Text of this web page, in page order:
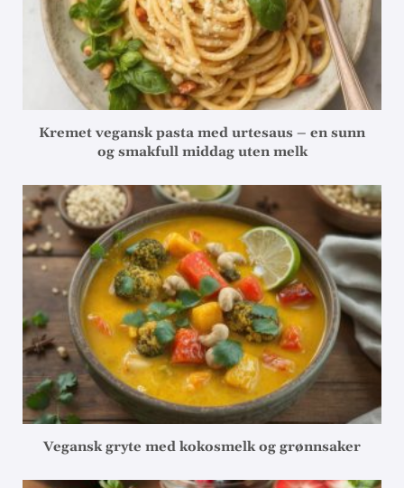
Kremet vegansk pasta med urtesaus – en sunn
og smakfull middag uten melk
Vegansk gryte med kokosmelk og grønnsaker